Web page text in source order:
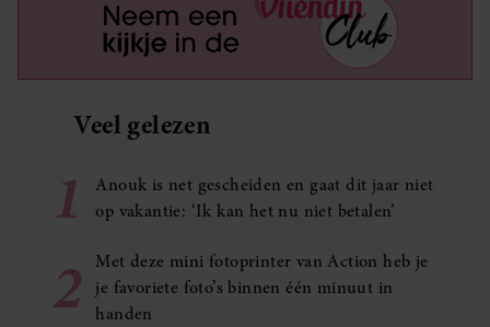
Veel gelezen
1
Anouk is net gescheiden en gaat dit jaar niet
op vakantie: ‘Ik kan het nu niet betalen’
2
Met deze mini fotoprinter van Action heb je
je favoriete foto’s binnen één minuut in
handen